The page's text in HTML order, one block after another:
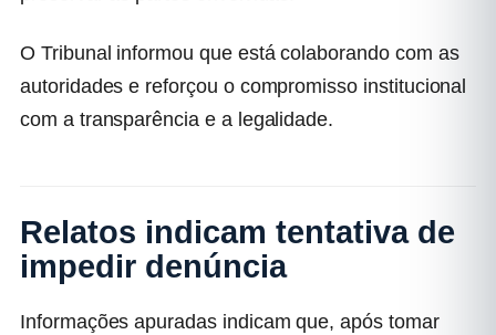
O Tribunal informou que está colaborando com as
autoridades e reforçou o compromisso institucional
com a transparência e a legalidade.
Relatos indicam tentativa de
impedir denúncia
Informações apuradas indicam que, após tomar